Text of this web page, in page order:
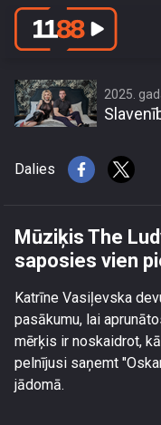
Mūziķis
2025.
Dalies
Mūziķis The
saposies vien
Katrīne Vasiļevska
pasākumu, lai
mērķis ir noskaidrot,
pelnījusi saņemt
jādomā.